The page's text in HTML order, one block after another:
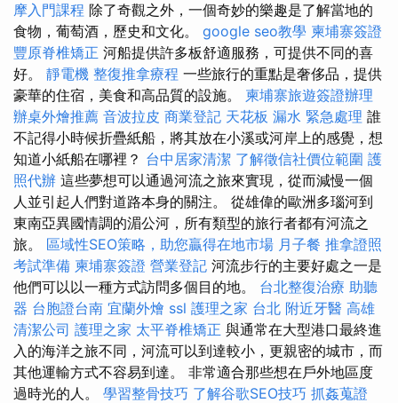
摩入門課程 除了奇觀之外，一個奇妙的樂趣是了解當地的
食物，葡萄酒，歷史和文化。 google seo教學 柬埔寨簽證
豐原脊椎矯正 河船提供許多板舒適服務，可提供不同的喜
好。 靜電機 整復推拿療程 一些旅行的重點是奢侈品，提供
豪華的住宿，美食和高品質的設施。 柬埔寨旅遊簽證辦理
辦桌外燴推薦 音波拉皮 商業登記 天花板 漏水 緊急處理 誰
不記得小時候折疊紙船，將其放在小溪或河岸上的感覺，想
知道小紙船在哪裡？ 台中居家清潔 了解徵信社價位範圍 護
照代辦 這些夢想可以通過河流之旅來實現，從而減慢一個
人並引起人們對道路本身的關注。 從雄偉的歐洲多瑙河到
東南亞異國情調的湄公河，所有類型的旅行者都有河流之
旅。 區域性SEO策略，助您贏得在地市場 月子餐 推拿證照
考試準備 柬埔寨簽證 營業登記 河流步行的主要好處之一是
他們可以以一種方式訪問​​多個目的地。 台北整復治療 助聽
器 台胞證台南 宜蘭外燴 ssl 護理之家 台北 附近牙醫 高雄
清潔公司 護理之家 太平脊椎矯正 與通常在大型港口最終進
入的海洋之旅不同，河流可以到達較小，更親密的城市，而
其他運輸方式不容易到達。 非常適合那些想在戶外地區度
過時光的人。 學習整骨技巧 了解谷歌SEO技巧 抓姦蒐證